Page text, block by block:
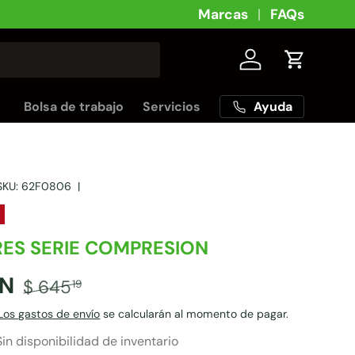
Marcas FAQs
Iniciar sesión
Carrito
Bolsa de trabajo Servicios Ayuda
62F0806 |
SERIE COMPRESION
$ 64519
gastos de envío se calcularán al momento de pagar.
disponibilidad de inventario